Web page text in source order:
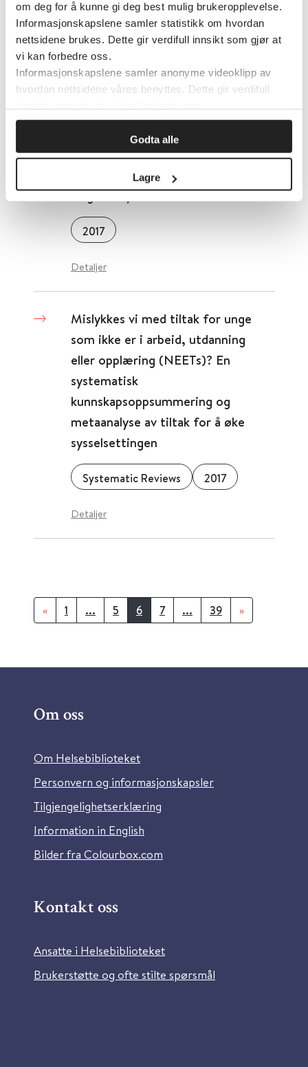
om deg for å kunne gi deg best mulig brukeropplevelse.
Informasjonskapslene samler statistikk om hvordan
nettsidene brukes. Dette gir verdifull innsikt som gjør at
vi kan forbedre oss.
Informasjonskapslene samler anonyme videoklipp av
hvordan nettsidene våres benyttes. Dette gir verdifull
Godta alle
Lagre
Menières sykdom - nasjonal faglig
retningslinje
Helsedirektoratet
MARBORG - Medikament
Assistert Rehabiliterings Bruker
Organisasjon
2017
Detaljer
Mislykkes vi med tiltak for unge
som ikke er i arbeid, utdanning
eller opplæring (NEETs)? En
systematisk
kunnskapsoppsummering og
metaanalyse av tiltak for å øke
sysselsettingen
Systematic Reviews 2017
Detaljer
« 1 ... 5 6 7 ... 39 »
Om oss
Om Helsebiblioteket
Personvern og informasjonskapsler
Tilgjengelighetserklæring
Information in English
Bilder fra Colourbox.com
Kontakt oss
Ansatte i Helsebiblioteket
Brukerstøtte og ofte stilte spørsmål